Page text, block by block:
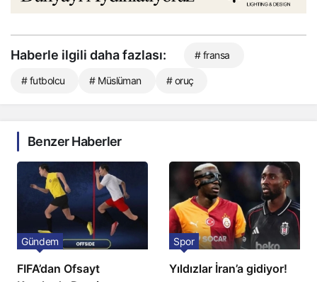
Haberle ilgili daha fazlası: # fransa
# futbolcu # Müslüman # oruç
Benzer Haberler
FIFA’dan Ofsayt
Gündem
Yıldızlar İran’a gidiyor!
Spor